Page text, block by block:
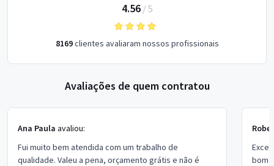
4.56/ 5
8169clientes avaliaram nossos profissionais
Avaliações de quem contratou
Ana Paula avaliou:
Fui muito bem atendida com um trabalho de
qualidade. Valeu a pena, orçamento grátis e não é
bom